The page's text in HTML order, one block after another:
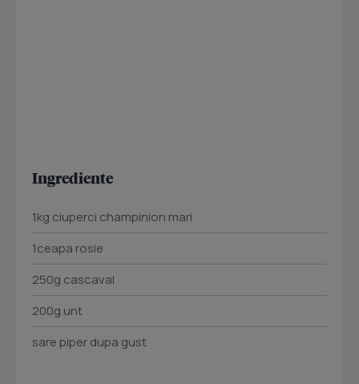
Ingrediente
1kg ciuperci champinion mari
1ceapa rosie
250g cascaval
200g unt
sare piper dupa gust